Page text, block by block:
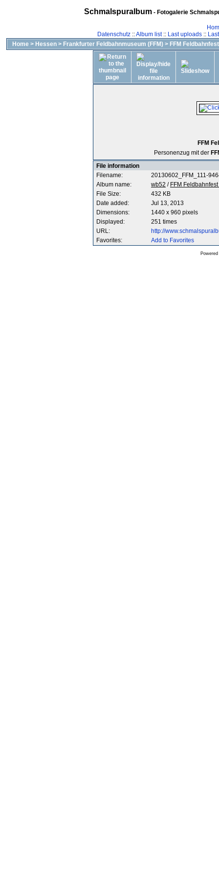
Schmalspuralbum- Fotogalerie
Datenschutz::Album list:: Last uploads::
Home > Hessen > Frankfurter Feldbahnmuseum (FFM) > FFM
FFM
Personenzug mit der
File information
Filename:
20130602_FFM_111-
Album name:
wb52 / FFM
File Size:
432 KB
Date added:
Jul 13, 2013
Dimensions:
1440 x 960 pixels
Displayed:
251 times
URL:
http://
Favorites:
Add to Favorites